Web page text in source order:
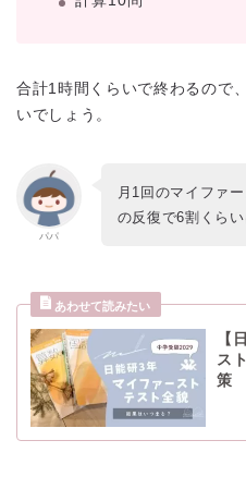
合計1時間くらいで終わるので
いでしょう。
パパ
月1回のマイファ
の反復で6割くらい
【
ス
策